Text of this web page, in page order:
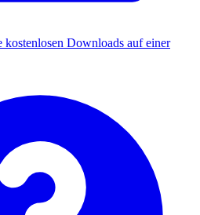
kostenlosen Downloads auf einer